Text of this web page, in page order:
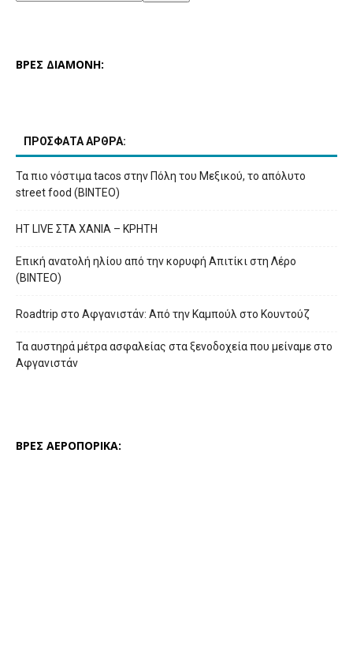
ΒΡΕΣ ΔΙΑΜΟΝΗ:
ΠΡΟΣΦΑΤΑ ΑΡΘΡΑ:
Τα πιο νόστιμα tacos στην Πόλη του Μεξικού, το απόλυτο
street food (ΒΙΝΤΕΟ)
HT LIVE ΣΤΑ ΧΑΝΙΑ – ΚΡΗΤΗ
Επική ανατολή ηλίου από την κορυφή Απιτίκι στη Λέρο
(ΒΙΝΤΕΟ)
Roadtrip στο Αφγανιστάν: Από την Καμπούλ στο Κουντούζ
Τα αυστηρά μέτρα ασφαλείας στα ξενοδοχεία που μείναμε στο
Αφγανιστάν
ΒΡΕΣ ΑΕΡΟΠΟΡΙΚΑ: